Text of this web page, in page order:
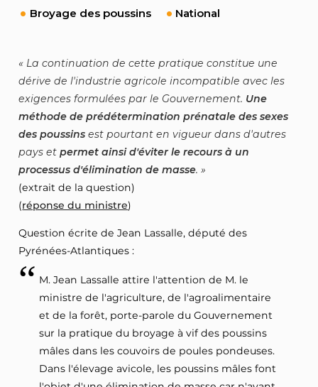
Broyage des poussins National
La continuation de cette pratique constitue une
dérive de l'industrie agricole incompatible avec les
exigences formulées par le Gouvernement. Une
méthode de prédétermination prénatale des sexes
des poussins est pourtant en vigueur dans d'autres
pays etpermet ainsi d'éviter le recours à un
processus d'élimination de masse.
(extrait de la question)
(réponse du ministre)
Question écrite de Jean Lassalle, député des
Pyrénées-Atlantiques :
M. Jean Lassalle attire l'attention de M. le
ministre de l'agriculture, de l'agroalimentaire
et de la forêt, porte-parole du Gouvernement
sur la pratique du broyage à vif des poussins
mâles dans les couvoirs de poules pondeuses.
Dans l'élevage avicole, les poussins mâles font